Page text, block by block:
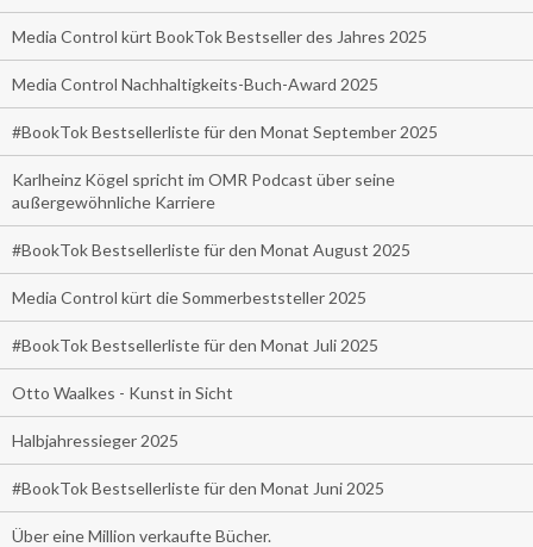
Media Control kürt BookTok Bestseller des Jahres 2025
Media Control Nachhaltigkeits-Buch-Award 2025
#BookTok Bestsellerliste für den Monat September 2025
Karlheinz Kögel spricht im OMR Podcast über seine
außergewöhnliche Karriere
#BookTok Bestsellerliste für den Monat August 2025
Media Control kürt die Sommerbeststeller 2025
#BookTok Bestsellerliste für den Monat Juli 2025
Otto Waalkes - Kunst in Sicht
Halbjahressieger 2025
#BookTok Bestsellerliste für den Monat Juni 2025
Über eine Million verkaufte Bücher.